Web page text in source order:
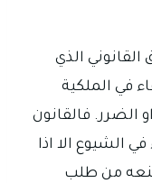
الذي
في الملكية
الضرر. فالقانون
الشيوع الا اذا
من طلب